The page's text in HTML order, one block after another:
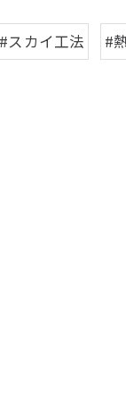
#スカイ工法 #